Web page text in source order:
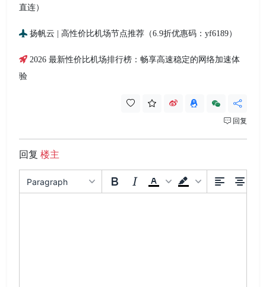
直连）
扬帆云 | 高性价比机场节点推荐（6.9折优惠码：yf6189）
2026 最新性价比机场排行榜：畅享高速稳定的网络加速体
验
回复
回复 楼主
Paragraph